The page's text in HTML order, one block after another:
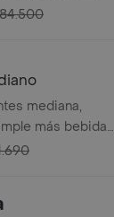
mediana,
más bebida